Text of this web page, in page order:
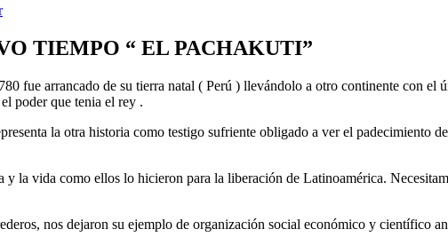
TIEMPO “ EL PACHAKUTI”
fue arrancado de su tierra natal ( Perú ) llevándolo a otro continente con
poder que tenia el rey .
la otra historia como testigo sufriente obligado a ver el padecimiento
y la vida como ellos lo hicieron para la liberación de Latinoamérica.
nos dejaron su ejemplo de organización social económico y científico